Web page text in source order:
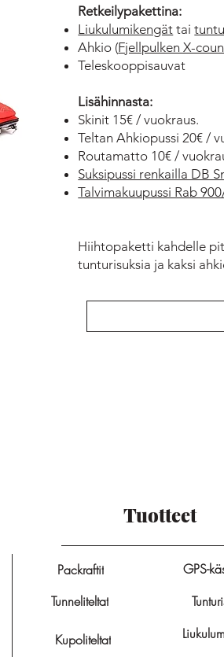
Retkeilypakettina:
Liukulumikengät tai
Ahkio (Fjellpulken X-
Teleskooppisauvat
Lisähinnasta:
Skinit 15€ / vuokraus.
Teltan Ahkiopussi 20€ /
Routamatto 10€ /
Suksipussi renkailla DB
Talvimakuupussi Rab
Hiihtopaketti kahdelle
tunturisuksia ja kaksi
Tuotteet
Packraftit
Tunneliteltat
Kupoliteltat
GPS-